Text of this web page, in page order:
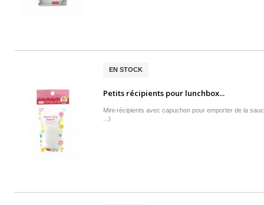
EN STOCK
Petits récipients pour lunchbox...
Mini-récipients avec capuchon pour emporter de la
...)